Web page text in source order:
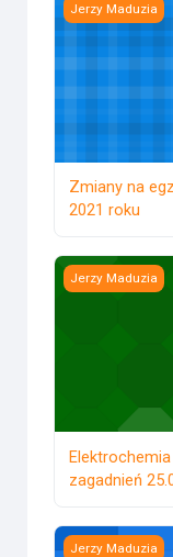
Zmiany na
Jerzy Maduzia
Zmiany na
2021 roku
Elektrochemia
Jerzy Maduzia
zagadnień
Reakcje
Jerzy Maduzia